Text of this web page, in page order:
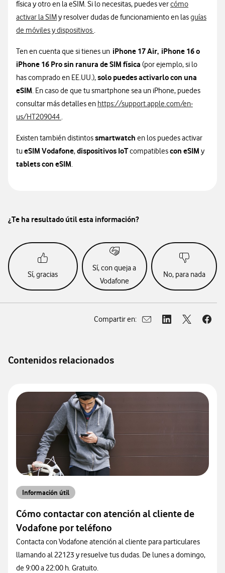
física y otro en la eSIM. Si lo necesitas, puedes vercómo
activar la SIMy resolver dudas de funcionamiento en lasguías
de móviles y dispositivos.
Ten en cuenta que si tienes un iPhone 17 Air, iPhone 16 o
iPhone 16 Pro sin ranura de SIM física (por ejemplo, si lo
has comprado en EE.UU.),solo puedes activarlo con una
eSIM. En caso de que tu smartphone sea un iPhone, puedes
consultar más detalles en https://support.apple.com/en-
us/HT209044.
Existen también distintossmartwatch en los puedes activar
tueSIM Vodafone,dispositivos IoTcompatiblescon eSIM y
tablets con eSIM.
¿Te ha resultado útil esta información?
Sí, gracias
Sí, con queja a
Vodafone
No, para nada
Compartir en:
Abrir ventana para
Abrir ventana
Abrir Abrir
Contenidos relacionados
Información útil
Cómo contactar con atención al cliente de
Vodafone por teléfono
Contacta con Vodafone atención al cliente para particulares
llamando al 22123 y resuelve tus dudas. De lunes a domingo,
de 9:00 a 22:00 h. Gratuito.